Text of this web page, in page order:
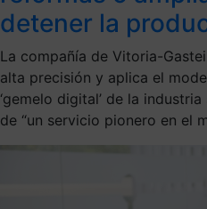
detener la
La compañía de Vitoria-
alta precisión y aplica el
‘gemelo digital’ de la
de “un servicio pionero en el